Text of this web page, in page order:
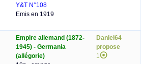
Y&T N°108
Emis en 1919
Empire allemand (1872-
1945) - Germania
(allégorie)
Daniel64
propose
1